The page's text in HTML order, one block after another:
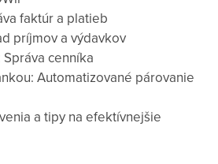
faktúr a platieb
príjmov a výdavkov
cenníka
Automatizované párovanie
a tipy na efektívnejšie